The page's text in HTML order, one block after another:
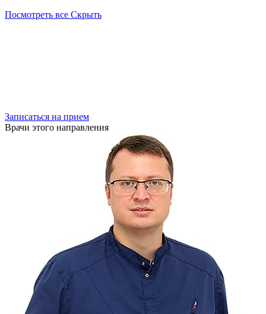
Посмотреть все Скрыть
Записаться на прием
Врачи этого направления